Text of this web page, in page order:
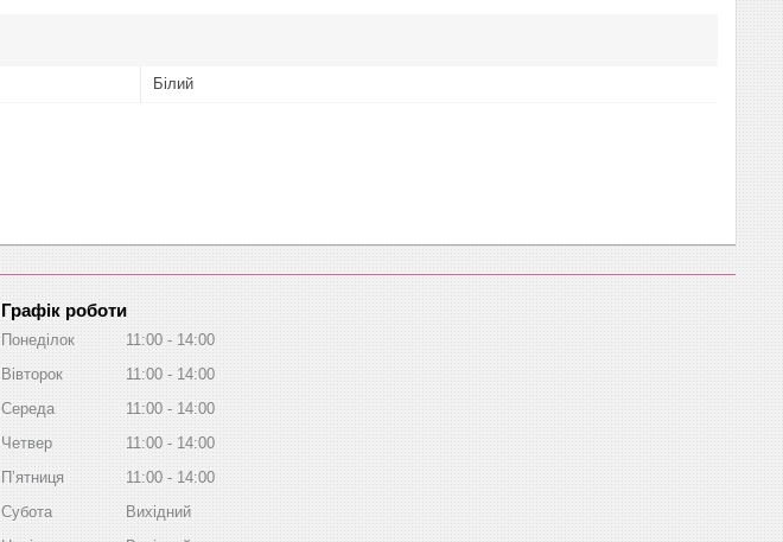
Білий
Графік роботи
Понеділок 11:00
14:00
Вівторок
11:00
14:00
Середа
11:00
14:00
Четвер
11:00
14:00
Пʼятниця
11:00
14:00
Субота
Вихідний